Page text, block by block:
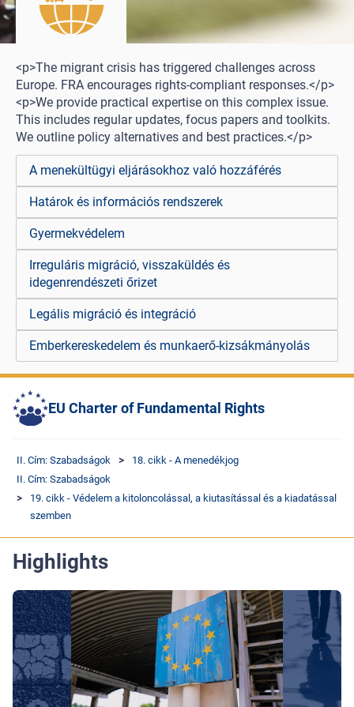
<p>The migrant crisis has triggered challenges across
Europe. FRA encourages rights-compliant responses.</p>
<p>We provide practical expertise on this complex issue.
This includes regular updates, focus papers and toolkits.
We outline policy alternatives and best practices.</p>
A menekültügyi eljárásokhoz való hozzáférés
Határok és információs rendszerek
Gyermekvédelem
Irreguláris migráció, visszaküldés és
idegenrendészeti őrizet
Legális migráció és integráció
Emberkereskedelem és munkaerő-kizsákmányolás
EU Charter of Fundamental Rights
II. Cím: Szabadságok
18. cikk - A menedékjog
II. Cím: Szabadságok
19. cikk - Védelem a kitoloncolással, a kiutasítással és a kiadatással
szemben
Highlights